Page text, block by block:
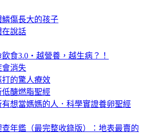
鱗傷長大的孩子
在說話
飲食3.0‧越營養，越生病？！
會消失
打的驚人療效
低醣燃脂聖經
有想當媽媽的人．科學實證養卵聖經
查年鑑（最完整收錄版）：地表最賣的